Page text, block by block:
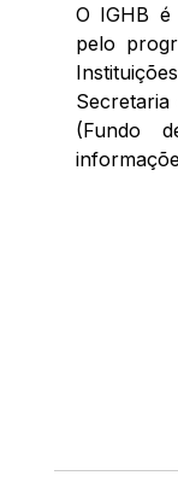
O IGHB é
pelo
(Fundo